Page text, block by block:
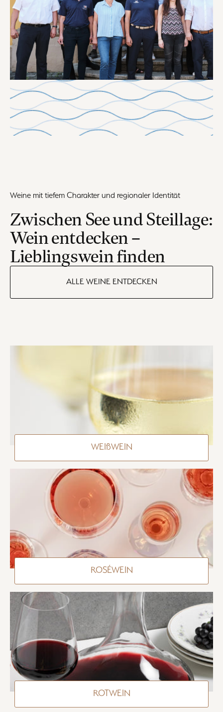
Weine mit tiefem Charakter und regionaler Identität
Zwischen See und Steillage:
Wein entdecken –
Lieblingswein finden
ALLE WEINE ENTDECKEN
WEIßWEIN
ROSÉWEIN
ROTWEIN